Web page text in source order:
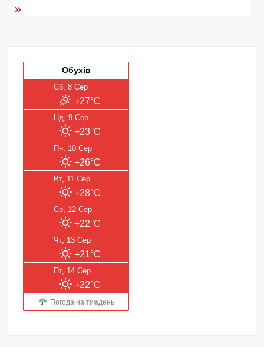
Обухів
Сб, 8 Сер
+27°C
Нд, 9 Сер
+23°C
Пн, 10 Сер
+26°C
Вт, 11 Сер
+28°C
Ср, 12 Сер
+22°C
Чт, 13 Сер
+21°C
Пт, 14 Сер
+22°C
Погода на тиждень